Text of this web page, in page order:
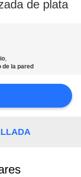
de plata
,
la pared